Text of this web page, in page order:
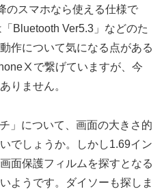
のスマホなら使える仕様で
Bluetooth Ver5.3」などのた
作について気になる点がある
で繋げていますが、今
りません。
」について、画面の大きさ的
でしょうか。しかし1.69イン
面保護フィルムを探すとなる
ようです。ダイソーも探しま